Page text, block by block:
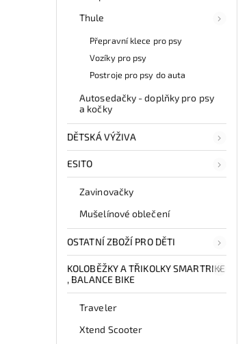
Thule
Přepravní klece pro psy
Vozíky pro psy
Postroje pro psy do auta
Autosedačky - doplňky pro psy
a kočky
DĚTSKÁ VÝŽIVA
ESITO
Zavinovačky
Mušelínové oblečení
OSTATNÍ ZBOŽÍ PRO DĚTI
KOLOBĚŽKY A TŘIKOLKY SMARTRIKE
, BALANCE BIKE
Traveler
Xtend Scooter